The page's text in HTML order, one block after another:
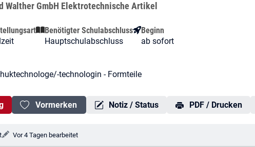
Walther GmbH Elektrotechnische Artikel
Benötigter Schulabschluss
Hauptschulabschluss
Beginn
ab sofort
technologin - Formteile
Vormerken Notiz / Status PDF / Drucken
Änderungsdatum:
Vor 4 Tagen bearbeitet